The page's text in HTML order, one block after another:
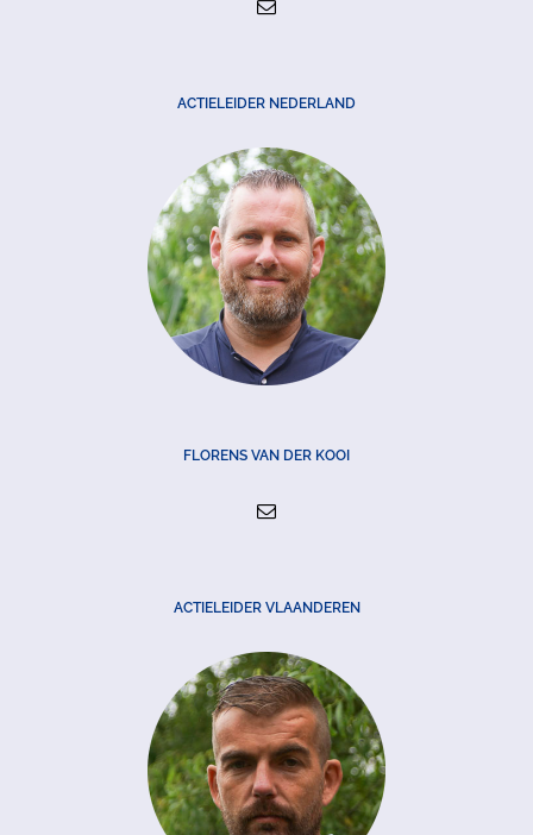
ACTIELEIDER NEDERLAND
FLORENS VAN DER KOOI
ACTIELEIDER VLAANDEREN